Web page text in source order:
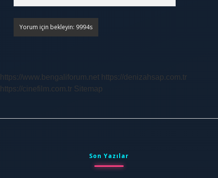
https://www.bengaliforum.net https://denizahsap.com.tr
https://cinefilm.com.tr Sitemap
Son Yazılar